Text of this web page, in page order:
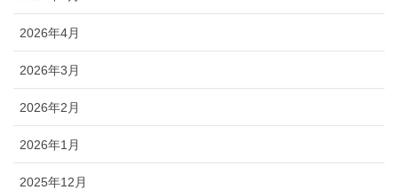
2026年4月
2026年3月
2026年2月
2026年1月
2025年12月